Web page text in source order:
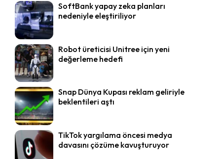
SoftBank yapay zeka planları
nedeniyle eleştiriliyor
Robot üreticisi Unitree için yeni
değerleme hedefi
Snap Dünya Kupası reklam geliriyle
beklentileri aştı
TikTok yargılama öncesi medya
davasını çözüme kavuşturuyor